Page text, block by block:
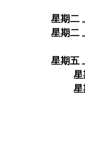
星期二
星期二
星期五
星
星